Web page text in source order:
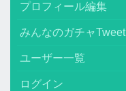
プロフィール編集
みんなのガチャTweet
ユーザー一覧
ログイン